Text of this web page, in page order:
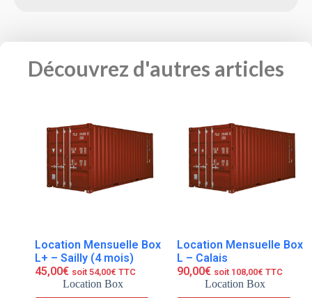
Découvrez d'autres articles
Location Mensuelle Box
L+ – Sailly (4 mois)
45,00€ soit 54,00€ TTC
Location Box
Location Mensuelle Box
L – Calais
90,00€ soit 108,00€ TTC
Location Box